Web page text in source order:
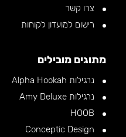
צרו קשר
רישום למועדון לקוחות
מתוגים מובילים
נרגילות Alpha Hookah
נרגילות Amy Deluxe